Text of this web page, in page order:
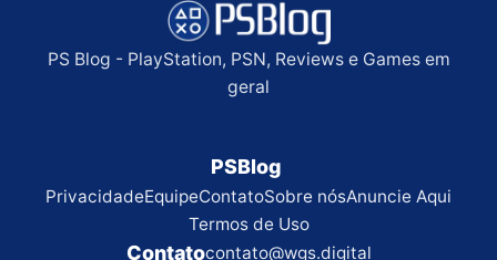
PS Blog - PlayStation, PSN, Reviews e Games em
geral
PSBlog
PrivacidadeEquipeContatoSobre nósAnuncie Aqui
Termos de Uso
Contatocontato@wgs.digital